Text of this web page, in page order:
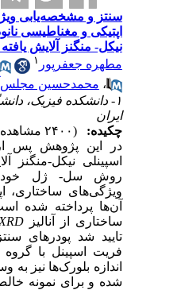
سنتز و مشخصه‌یابی
اپتیکی و مغناطیسی
نیکل- منگنز آلایش یافته با
مطهره جعفرپور
،محمدحسین مجلس‌آرا
۱- دانشکده فیزیک،
ایران
چکیده:
در این پژوهش پس
اسپینلی نیکل-منگنز
روش سل- ژل خود
ویژگی‌های ساختاری،
آن‌ها پرداخته‌ شده
ساختاری از آنالیزXRD
تایید شد پودرهای
فریت اسپینل با گروه
اندازه بلورک‌ها نیز به
شده و برای نمونه خالص